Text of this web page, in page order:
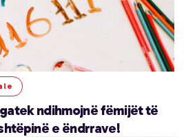
ndihmojnë fëmijët të
e ëndrrave!